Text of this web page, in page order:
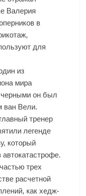
Валерия
в
для
из
мира
черными он был
ван Вели.
тренер
легенде
который
автокатастрофе.
трех
расчетной
как хедж-